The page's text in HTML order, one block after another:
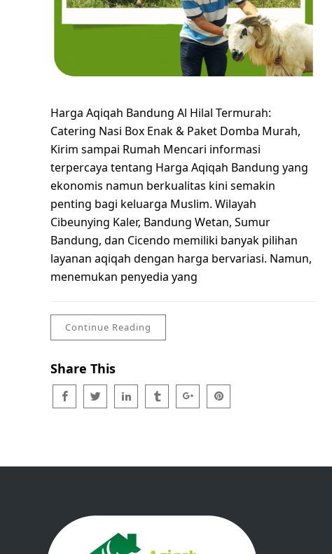
Harga Aqiqah Bandung Al Hilal Termurah:
Catering Nasi Box Enak & Paket Domba Murah,
Kirim sampai Rumah Mencari informasi
terpercaya tentang Harga Aqiqah Bandung yang
ekonomis namun berkualitas kini semakin
penting bagi keluarga Muslim. Wilayah
Cibeunying Kaler, Bandung Wetan, Sumur
Bandung, dan Cicendo memiliki banyak pilihan
layanan aqiqah dengan harga bervariasi. Namun,
menemukan penyedia yang
Continue Reading
Share This